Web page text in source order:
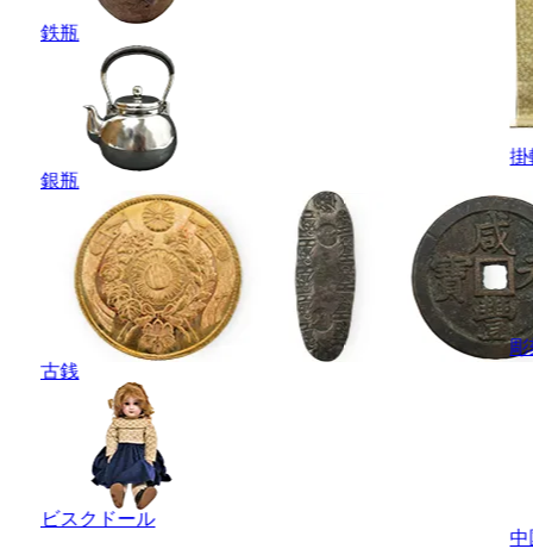
鉄瓶
銀瓶
古銭
ビスクドール
掛
彫
中